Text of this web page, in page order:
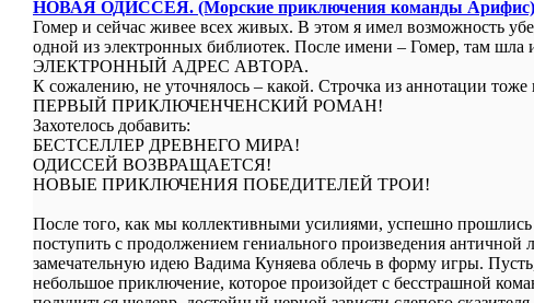
НОВАЯ ОДИССЕЯ. (Морские приключения команды Арифис)
Гомер и сейчас живее всех живых. В этом я имел возможность
одной из электронных библиотек. После имени – Гомер, там шла
ЭЛЕКТРОННЫЙ АДРЕС АВТОРА.
К сожалению, не уточнялось – какой. Строчка из аннотации тоже
ПЕРВЫЙ ПРИКЛЮЧЕНЧЕНСКИЙ РОМАН!
Захотелось добавить:
БЕСТСЕЛЛЕР ДРЕВНЕГО МИРА!
ОДИССЕЙ ВОЗВРАЩАЕТСЯ!
НОВЫЕ ПРИКЛЮЧЕНИЯ ПОБЕДИТЕЛЕЙ ТРОИ!
После того, как мы коллективными усилиями, успешно
поступить с продолжением гениального произведения античной
замечательную идею Вадима Куняева облечь в форму игры.
небольшое приключение, которое произойдет с бесстрашной